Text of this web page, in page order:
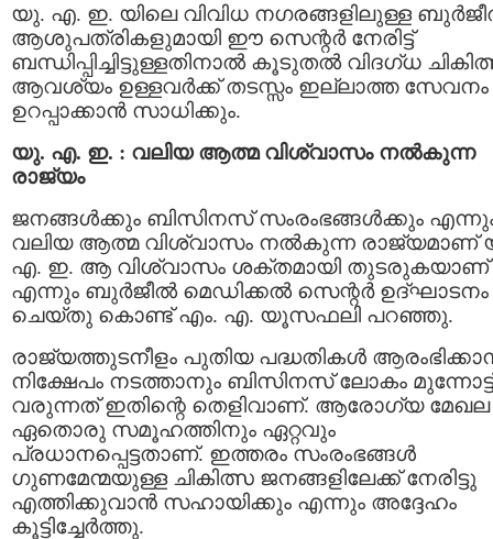
യു. എ. ഇ. യിലെ വിവിധ നഗരങ്ങളിലുള്ള
ആശുപത്രികളുമായി ഈ സെന്റർ നേരിട്ട്
ബന്ധിപ്പിച്ചിട്ടുള്ളതിനാൽ കൂടുതൽ വിദഗ്ധ
ആവശ്യം ഉള്ളവർക്ക് തടസ്സം ഇല്ലാത്ത സേവനം
ഉറപ്പാക്കാൻ സാധിക്കും.
യു. എ. ഇ. : വലിയ ആത്മ വിശ്വാസം നൽകുന്ന
രാജ്യം
ജനങ്ങൾക്കും ബിസിനസ് സംരംഭങ്ങൾക്കും
വലിയ ആത്മ വിശ്വാസം നൽകുന്ന രാജ്യമാണ്
എ. ഇ. ആ വിശ്വാസം ശക്തമായി തുടരുകയാണ്
എന്നും ബുർജീൽ മെഡിക്കൽ സെന്റർ ഉദ്ഘാടനം
ചെയ്തു കൊണ്ട് എം. എ. യൂസഫലി പറഞ്ഞു.
രാജ്യത്തുടനീളം പുതിയ പദ്ധതികൾ
നിക്ഷേപം നടത്താനും ബിസിനസ് ലോകം മുന്നോട്ട്
വരുന്നത് ഇതിന്റെ തെളിവാണ്. ആരോഗ്യ മേഖല
ഏതൊരു സമൂഹത്തിനും ഏറ്റവും
പ്രധാനപ്പെട്ടതാണ്. ഇത്തരം സംരംഭങ്ങൾ
ഗുണമേന്മയുള്ള ചികിത്സ ജനങ്ങളിലേക്ക് നേരിട്ടു
എത്തിക്കുവാൻ സഹായിക്കും എന്നും അദ്ദേഹം
കൂട്ടിച്ചേർത്തു.